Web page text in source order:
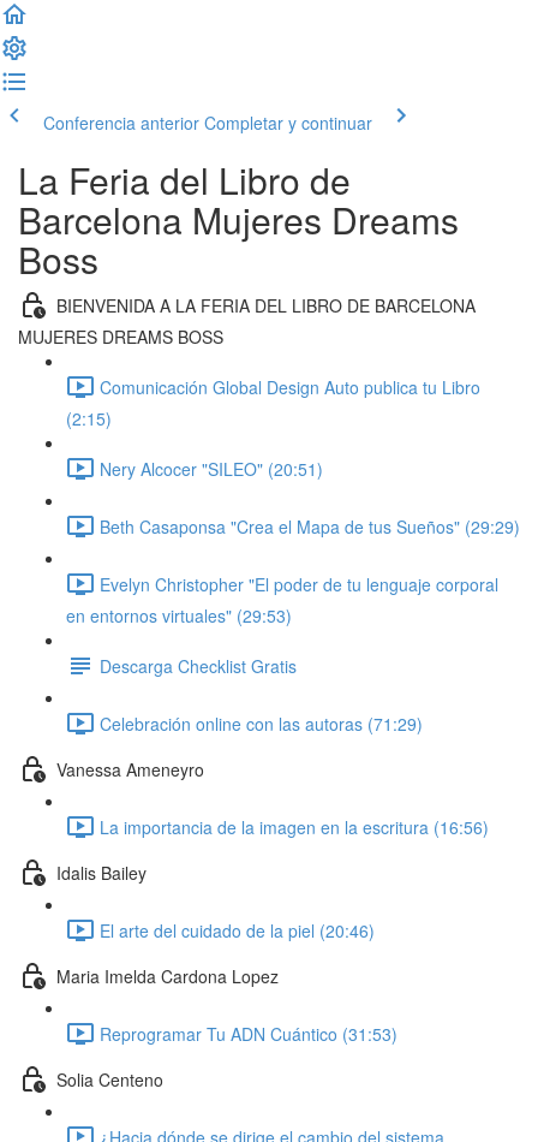
Conferencia anterior Completar y continuar
La Feria del Libro de
Barcelona Mujeres Dreams
Boss
BIENVENIDA A LA FERIA DEL LIBRO DE BARCELONA
MUJERES DREAMS BOSS
Comunicación Global Design Auto publica tu Libro
(2:15)
Nery Alcocer "SILEO" (20:51)
Beth Casaponsa "Crea el Mapa de tus Sueños" (29:29)
Evelyn Christopher "El poder de tu lenguaje corporal
en entornos virtuales" (29:53)
Descarga Checklist Gratis
Celebración online con las autoras (71:29)
Vanessa Ameneyro
La importancia de la imagen en la escritura (16:56)
Idalis Bailey
El arte del cuidado de la piel (20:46)
Maria Imelda Cardona Lopez
Reprogramar Tu ADN Cuántico (31:53)
Solia Centeno
¿Hacia dónde se dirige el cambio del sistema